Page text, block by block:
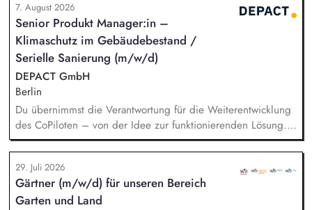
7. August 2026
Senior Produkt Manager:in –
Klimaschutz im Gebäudebestand /
Serielle Sanierung (m/w/d)
DEPACT GmbH
Berlin
Du übernimmst die Verantwortung für die Weiterentwicklung
des CoPiloten – von der Idee zur funktionierenden Lösung.
Im Zentrum stehen die Umsetzung und Implementierung: Du
verstehst die zugrunde liegenden Prozesse, optimierst sie,
und entwickelst daraus unser Produkt weiter, zusammen mit
unseren Partnern der Branche.
29. Juli 2026
Gärtner (m/w/d) für unseren Bereich
Garten und Land